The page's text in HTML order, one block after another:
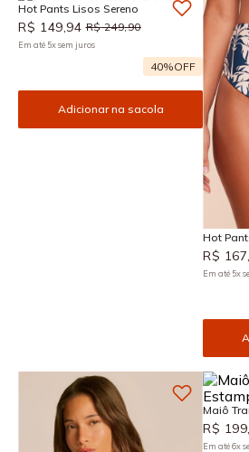
Hot Pants Lisos Sereno
R$ 149 94 R$ 249,90
Em até 5xsem juros
40%OFF
Adicionar na sacola
Hot
R$ 167,
Em até 5x
Maiô
Honey
R$ 199,
Em até6x